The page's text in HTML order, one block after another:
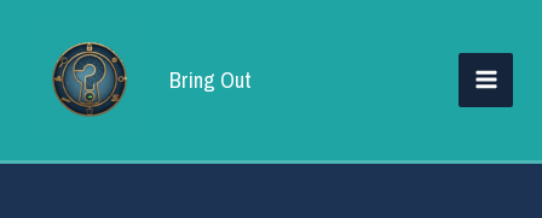
contenu
Bring Out